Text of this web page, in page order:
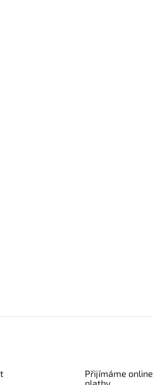
Přijímáme online